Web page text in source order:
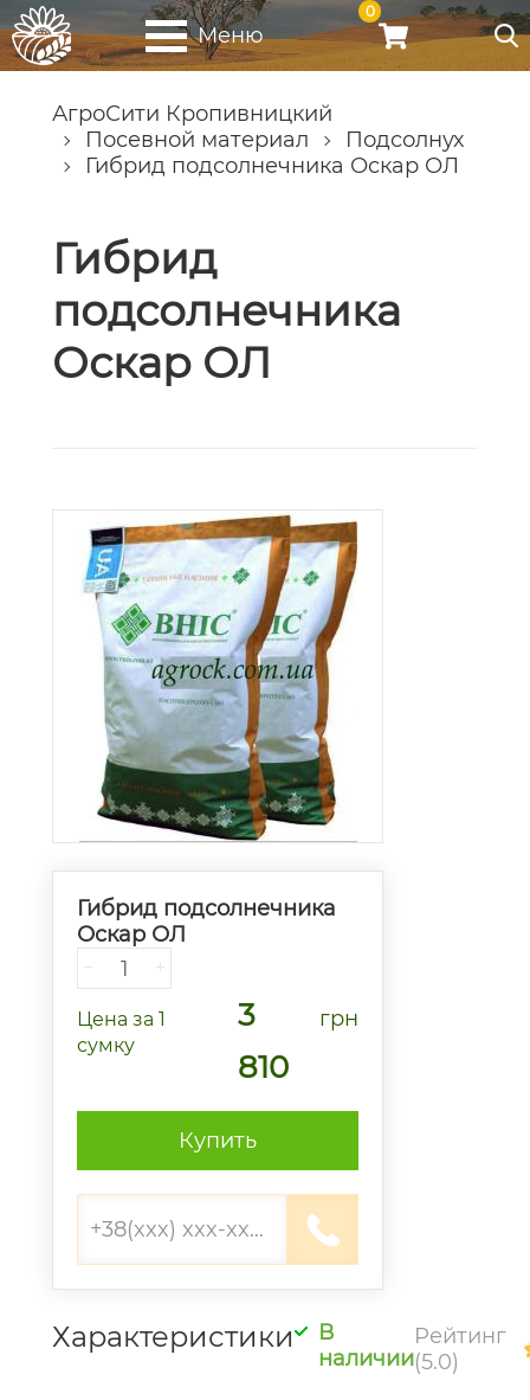
Меню
0
АгроСити Кропивницкий
Посевной материал
Подсолнух
Гибрид подсолнечника Оскар ОЛ
Гибрид
подсолнечника
Оскар ОЛ
Гибрид подсолнечника
Оскар ОЛ
− +
Цена за 1
сумку
3
810
грн
Купить
Характеристики
В
наличии
Рейтинг
(5.0)